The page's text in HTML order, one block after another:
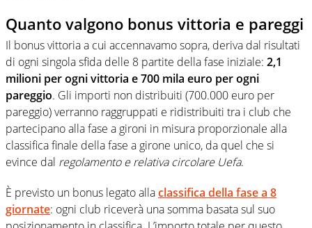
Quanto valgono bonus vittoria e pareggi
Il bonus vittoria a cui accennavamo sopra, deriva dal risultati
di ogni singola sfida delle 8 partite della fase iniziale: 2,1
milioni per ogni vittoria e 700 mila euro per ogni
pareggio. Gli importi non distribuiti (700.000 euro per
pareggio) verranno raggruppati e ridistribuiti tra i club che
partecipano alla fase a gironi in misura proporzionale alla
classifica finale della fase a girone unico, da quel che si
evince dal regolamento e relativa circolare Uefa.
È previsto un bonus legato allaclassifica della fase a 8
giornate: ogni club riceverà una somma basata sul suo